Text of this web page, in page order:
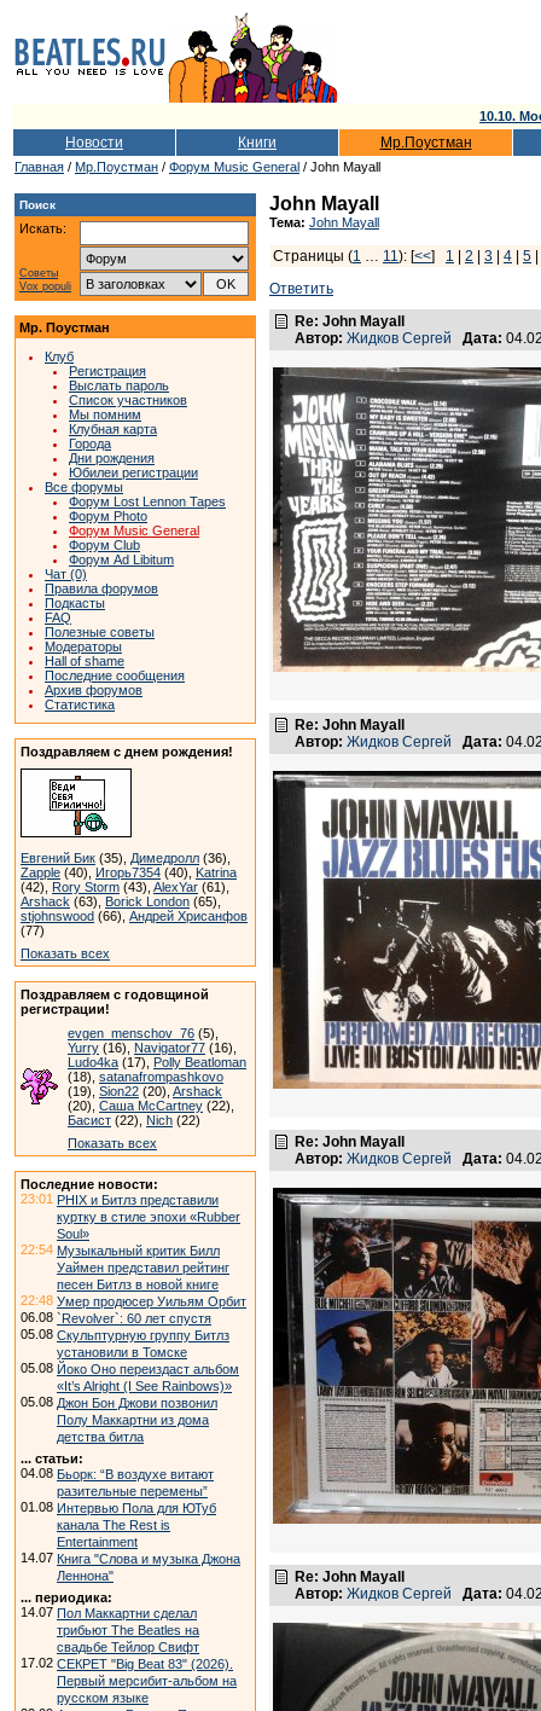
10.10.
Новости Книги Мр.Поустман
Главная / Мр.Поустман / Форум Music General / John Mayall
Поиск
Искать:
Советы
Vox populi
Мр. Поустман
Клуб
Регистрация
Выслать пароль
Список участников
Мы помним
Клубная карта
Города
Дни рождения
Юбилеи регистрации
Все форумы
Форум Lost Lennon Tapes
Форум Photo
Форум Music General
Форум Club
Форум Ad Libitum
Чат (0)
Правила форумов
Подкасты
FAQ
Полезные советы
Модераторы
Hall of shame
Последние сообщения
Архив форумов
Статистика
Поздравляем с днем рождения!
Евгений Бик (35), Димедролл (36),
Zapple (40), Игорь7354 (40), Katrina
(42), Rory Storm (43), AlexYar (61),
Arshack (63), Borick London (65),
stjohnswood (66), Андрей Хрисанфов
(77)
Показать всех
Поздравляем с годовщиной
регистрации!
evgen_menschov_76 (5),
Yurry (16), Navigator77 (16),
Ludo4ka (17), Polly Beatloman
(18), satanafrompashkovo
(19), Sion22 (20), Arshack
(20), Саша McCartney (22),
Басист (22), Nich (22)
Показать всех
Последние новости:
23:01 PHIX и Битлз представили
куртку в стиле эпохи «Rubber
Soul»
22:54 Музыкальный критик Билл
Уаймен представил рейтинг
песен Битлз в новой книге
22:48 Умер продюсер Уильям Орбит
06.08 `Revolver`: 60 лет спустя
05.08 Скульптурную группу Битлз
установили в Томске
05.08 Йоко Оно переиздаст альбом
«It’s Alright (I See Rainbows)»
05.08 Джон Бон Джови позвонил
Полу Маккартни из дома
детства битла
... статьи:
04.08 Бьорк: “В воздухе витают
разительные перемены”
01.08 Интервью Пола для ЮТуб
канала The Rest is
Entertainment
14.07 Книга "Слова и музыка Джона
Леннона"
... периодика:
14.07 Пол Маккартни сделал
трибьют The Beatles на
свадьбе Тейлор Свифт
17.02 СЕКРЕТ "Big Beat 83" (2026).
Первый мерсибит-альбом на
русском языке
John Mayall
Тема: John Mayall
Страницы (1 … 11): [<<] 1 2 3 4 5
Ответить
Re: John Mayall
Автор: Жидков Сергей Дата:
Re: John Mayall
Автор: Жидков Сергей Дата:
Re: John Mayall
Автор: Жидков Сергей Дата:
Re: John Mayall
Автор: Жидков Сергей Дата: